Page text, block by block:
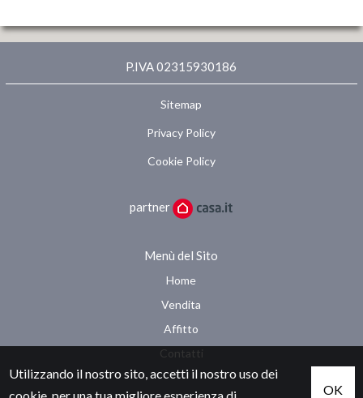
P.IVA 02315930186
Sitemap
Privacy Policy
Cookie Policy
partner
Menù del Sito
Home
Vendita
Affitto
Contatti
Utilizzando il nostro sito, accetti il nostro uso dei
OK